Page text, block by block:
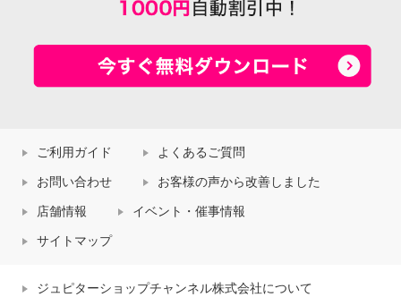
ご利用ガイド よくあるご質問
お問い合わせ お客様の声から改善しました
店舗情報 イベント・催事情報
サイトマップ
ジュピターショップチャンネル株式会社について